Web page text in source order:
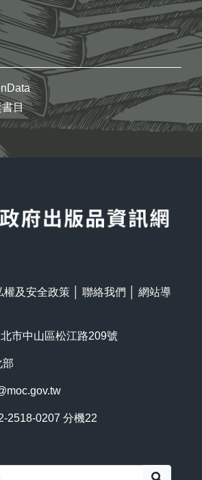
目
權及安全政策 聯絡我們
網站導
市中山區松江路209號
部
2518-0207 分機22